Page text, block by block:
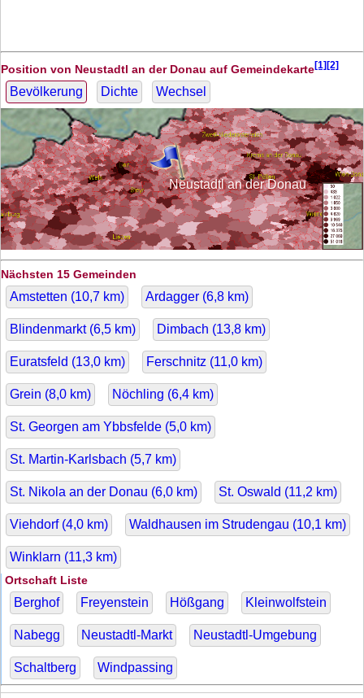
Position von Neustadtl an der Donau auf Gemeindekarte[1][2]
Bevölkerung Dichte Wechsel
Neustadtl an der Donau
Nächsten 15 Gemeinden
Amstetten (10,7 km) Ardagger (6,8 km)
Blindenmarkt (6,5 km) Dimbach (13,8 km)
Euratsfeld (13,0 km) Ferschnitz (11,0 km)
Grein (8,0 km) Nöchling (6,4 km)
St. Georgen am Ybbsfelde (5,0 km)
St. Martin-Karlsbach (5,7 km)
St. Nikola an der Donau (6,0 km) St. Oswald (11,2 km)
Viehdorf (4,0 km) Waldhausen im Strudengau (10,1 km)
Winklarn (11,3 km)
Ortschaft Liste
Berghof Freyenstein Hößgang Kleinwolfstein
Nabegg Neustadtl-Markt Neustadtl-Umgebung
Schaltberg Windpassing